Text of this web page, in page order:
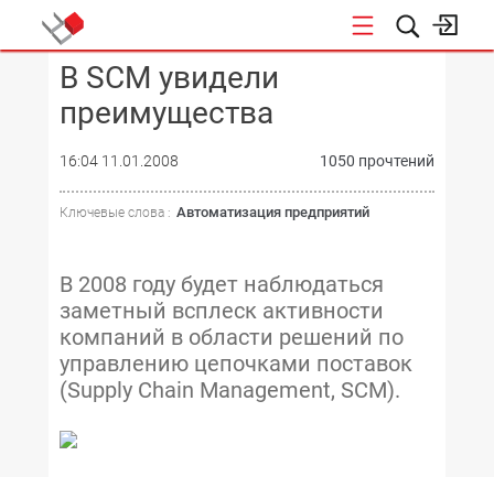
КОНФЕРЕНЦИИ
В SCM увидели
преимущества
16:04 11.01.2008 1050 прочтений
Ключевые слова : Автоматизация предприятий
В 2008 году будет наблюдаться
заметный всплеск активности
компаний в области решений по
управлению цепочками поставок
(Supply Chain Management, SCM).